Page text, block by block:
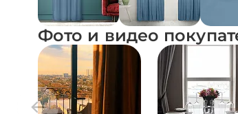
Фото и видео